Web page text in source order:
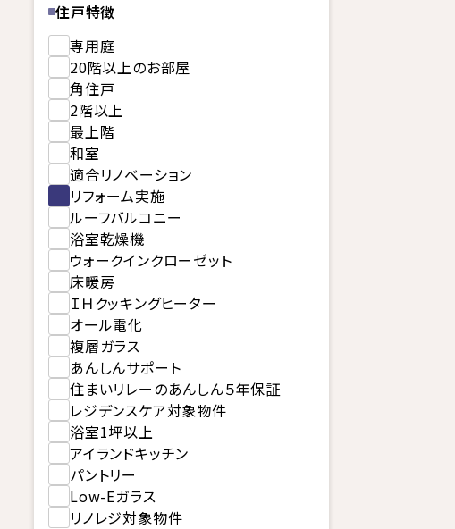
住戸特徴
専用庭
20階以上のお部屋
角住戸
2階以上
最上階
和室
適合リノベーション
リフォーム実施
ルーフバルコニー
浴室乾燥機
ウォークインクローゼット
床暖房
ＩＨクッキングヒーター
オール電化
複層ガラス
あんしんサポート
住まいリレーのあんしん５年保証
レジデンスケア対象物件
浴室1坪以上
アイランドキッチン
パントリー
Low-Eガラス
リノレジ対象物件